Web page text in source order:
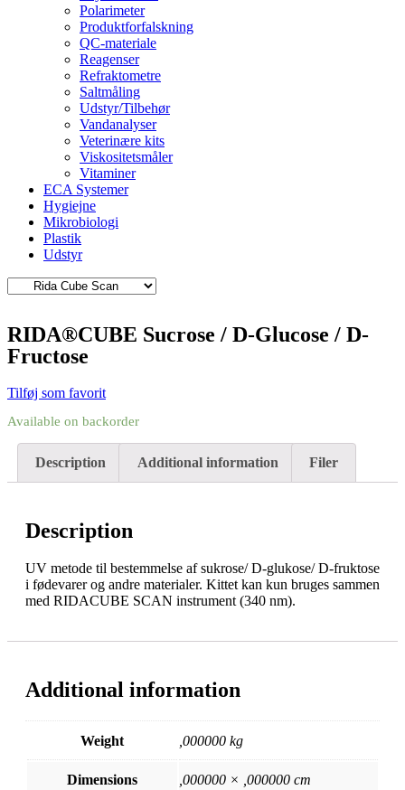
Polarimeter
Produktforfalskning
QC-materiale
Reagenser
Refraktometre
Saltmåling
Udstyr/Tilbehør
Vandanalyser
Veterinære kits
Viskositetsmåler
Vitaminer
ECA Systemer
Hygiejne
Mikrobiologi
Plastik
Udstyr
RIDA®CUBE Sucrose / D-Glucose / D-
Fructose
Tilføj som favorit
Available on backorder
Description Additional information Filer
Description
UV metode til bestemmelse af sukrose/ D-glukose/ D-fruktose
i fødevarer og andre materialer. Kittet kan kun bruges sammen
med RIDACUBE SCAN instrument (340 nm).
Additional information
Weight ,000000 kg
Dimensions ,000000 × ,000000 cm